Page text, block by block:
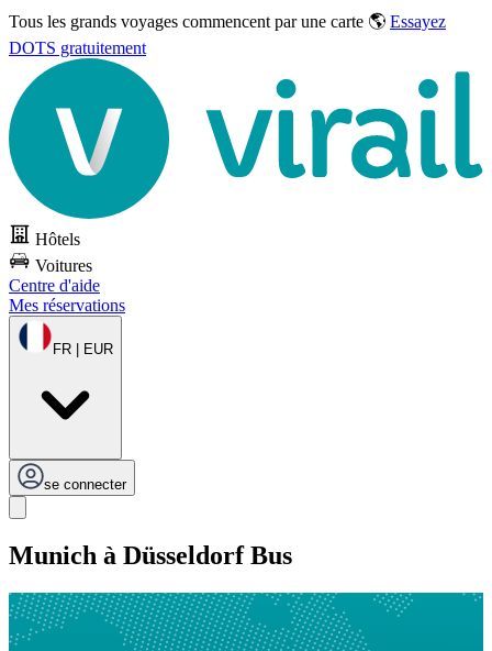
Tous les grands voyages commencent par une carte 🌎 Essayez
DOTS gratuitement
Hôtels
Voitures
Centre d'aide
Mes réservations
FR | EUR
se connecter
Munich à Düsseldorf Bus